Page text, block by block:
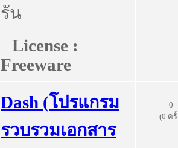
รัน
License :
Freeware
Dash (โปรแกรม
รวบรวมเอกสาร
0
(0 ค